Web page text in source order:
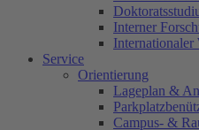
Interner
Internationaler
Service
Orientierung
Lageplan &
Campus- &